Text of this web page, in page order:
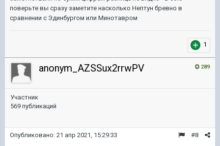
поверьте вы сразу заметите насколько Нептун бревно в
сравнении с Эдинбургом или Минотавром
1
289
anonym_AZSSux2rrwPV
Участник
569 публикаций
#8
Опубликовано: 21 апр 2021, 15:29:33